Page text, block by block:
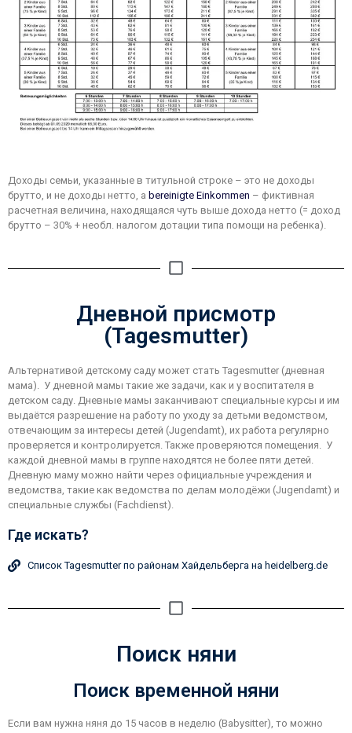
Доходы семьи, указанные в титульной строке – это не доходы
брутто, и не доходы нетто, а bereinigte Einkommen – фиктивная
расчетная величина, находящаяся чуть выше дохода нетто (= доход
брутто – 30% + необл. налогом дотации типа помощи на ребенка).
Дневной присмотр
(Tagesmutter)
Альтернативой детскому саду может стать Tagesmutter (дневная
мама). У дневной мамы такие же задачи, как и у воспитателя в
детском саду. Дневные мамы заканчивают специальные курсы и им
выдаётся разрешение на работу по уходу за детьми ведомством,
отвечающим за интересы детей (Jugendamt), их работа регулярно
проверяется и контролируется. Также проверяются помещения. У
каждой дневной мамы в группе находятся не более пяти детей.
Дневную маму можно найти через официальные учреждения и
ведомства, такие как ведомства по делам молодёжи (Jugendamt) и
специальные службы (Fachdienst).
Где искать?
Список Tagesmutter по районам Хайдельберга на heidelberg.de
Поиск няни
Поиск временной няни
Если вам нужна няня до 15 часов в неделю (Babysitter), то можно